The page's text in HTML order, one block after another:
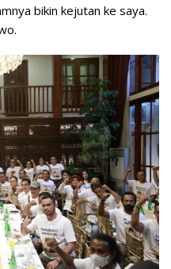
bikin kejutan ke saya.